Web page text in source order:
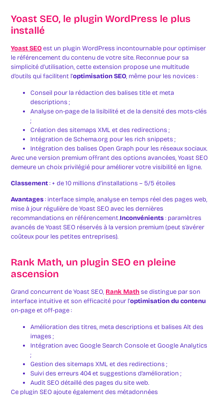
Yoast SEO, le plugin WordPress le plus
installé
Yoast SEOest un plugin WordPress incontournable pour optimiser
le référencement du contenu de votre site. Reconnue pour sa
simplicité d’utilisation, cette extension propose une multitude
d’outils qui facilitent l’optimisation SEO, même pour les novices :
Conseil pour la rédaction des balises title et meta
descriptions ;
Analyse on-page de la lisibilité et de la densité des mots-clés
;
Création des sitemaps XML et des redirections ;
Intégration de Schema.org pour les rich snippets ;
Intégration des balises Open Graph pour les réseaux sociaux.
Avec une version premium offrant des options avancées, Yoast SEO
demeure un choix privilégié pour améliorer votre visibilité en ligne.
Classement: + de 10 millions d’installations – 5/5 étoiles
Avantages: interface simple, analyse en temps réel des pages web,
mise à jour régulière de Yoast SEO avec les dernières
recommandations en référencement.Inconvénients: paramètres
avancés de Yoast SEO réservés à la version premium (peut s’avérer
coûteux pour les petites entreprises).
Rank Math, un plugin SEO en pleine
ascension
Grand concurrent de Yoast SEO, Rank Mathse distingue par son
interface intuitive et son efficacité pour l’optimisation du contenu
on-page et off-page :
Amélioration des titres, meta descriptions et balises Alt des
images ;
Intégration avec Google Search Console et Google Analytics
;
Gestion des sitemaps XML et des redirections ;
Suivi des erreurs 404 et suggestions d’amélioration ;
Audit SEO détaillé des pages du site web.
Ce plugin SEO ajoute également des métadonnées